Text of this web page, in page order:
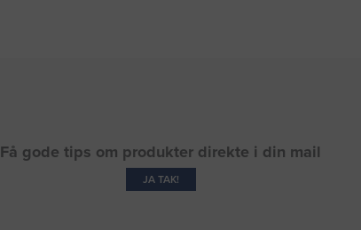
Få gode tips om produkter direkte i din mail
JA TAK!